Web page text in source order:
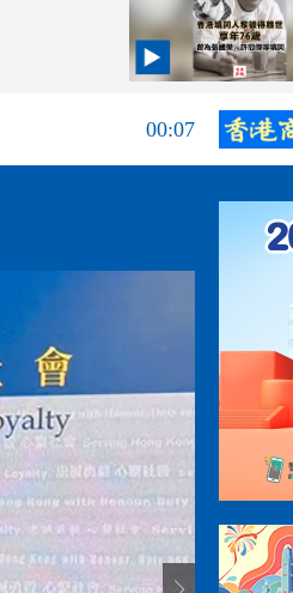
00:19
00:07
23:17
23:00